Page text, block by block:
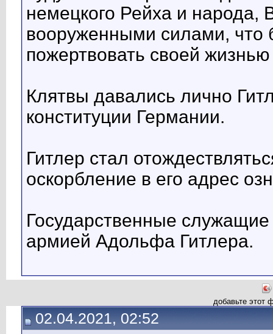
немецкого Рейха и
вооруженными силами, что
пожертвовать своей
Клятвы давались лично
конституции Германии.
Гитлер стал
оскорбление в его адрес
Государственные
армией Адольфа Гитлера.
добавьте этот
02.04.2021, 02:52